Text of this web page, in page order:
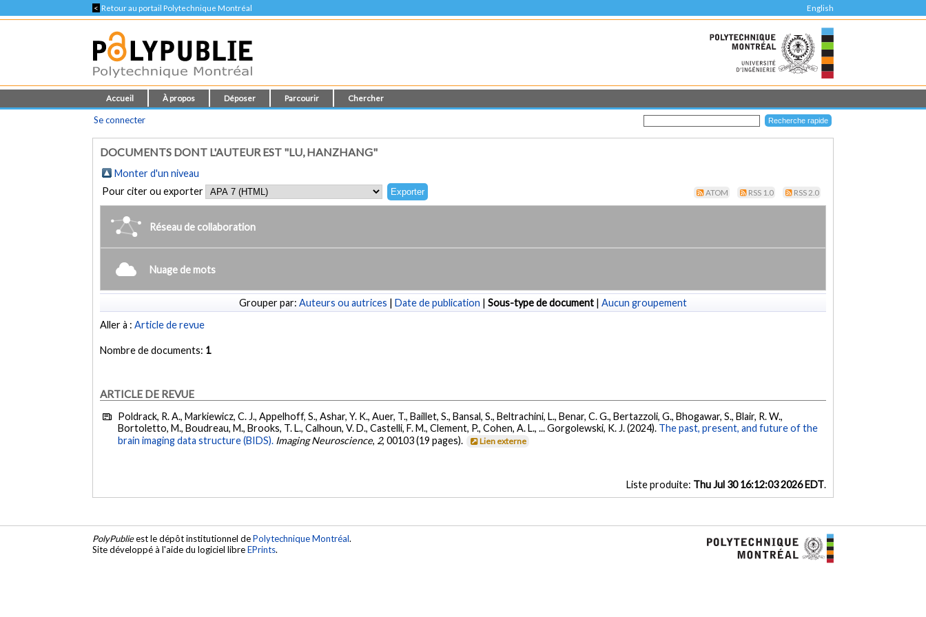
< Retour au portail Polytechnique Montréal English
Accueil À propos Déposer Parcourir Chercher
Se connecter
DOCUMENTS DONT L'AUTEUR EST "LU, HANZHANG"
Monter d'un niveau
Pour citer ou exporter
ATOM RSS 1.0 RSS 2.0
Réseau de collaboration
Nuage de mots
Grouper par: Auteurs ou autrices | Date de publication | Sous-type de document | Aucun groupement
Aller à :Article de revue
Nombre de documents: 1
ARTICLE DE REVUE
Poldrack, R. A., Markiewicz, C. J., Appelhoff, S., Ashar, Y. K., Auer, T., Baillet, S., Bansal, S., Beltrachini, L., Benar, C. G., Bertazzoli, G., Bhogawar, S., Blair, R. W.,
Bortoletto, M., Boudreau, M., Brooks, T. L., Calhoun, V. D., Castelli, F. M., Clement, P., Cohen, A. L., ... Gorgolewski, K. J. (2024). The past, present, and future of the
brain imaging data structure (BIDS). Imaging Neuroscience, 2, 00103 (19 pages). Lien externe
Liste produite: Thu Jul 30 16:12:03 2026 EDT.
PolyPublieest le dépôt institutionnel dePolytechnique Montréal.
Site développé à l'aide du logiciel libreEPrints.